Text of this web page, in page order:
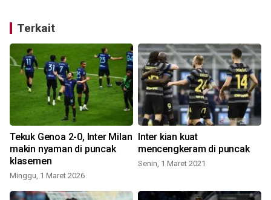
Terkait
Tekuk Genoa 2-0, Inter Milan
makin nyaman di puncak
klasemen
Minggu, 1 Maret 2026
Inter kian kuat
mencengkeram di puncak
Senin, 1 Maret 2021